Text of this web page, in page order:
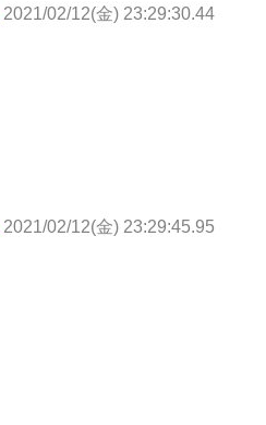
2021/02/12(金) 23:29:30.44
2021/02/12(金) 23:29:45.95